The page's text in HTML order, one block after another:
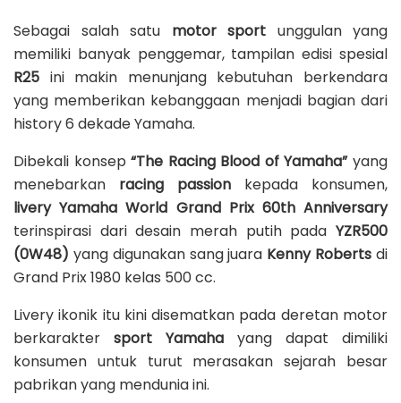
Sebagai salah satu motor sport unggulan yang
memiliki banyak penggemar, tampilan edisi spesial
R25 ini makin menunjang kebutuhan berkendara
yang memberikan kebanggaan menjadi bagian dari
history 6 dekade Yamaha.
Dibekali konsep“The Racing Blood of Yamaha”yang
menebarkan racing passion kepada konsumen,
livery Yamaha World Grand Prix 60th Anniversary
terinspirasi dari desain merah putih pada YZR500
(0W48) yang digunakan sang juara Kenny Roberts di
Grand Prix 1980 kelas 500 cc.
Livery ikonik itu kini disematkan pada deretan motor
berkarakter sport Yamaha yang dapat dimiliki
konsumen untuk turut merasakan sejarah besar
pabrikan yang mendunia ini.